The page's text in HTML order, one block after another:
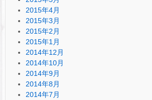
2015年4月
2015年3月
2015年2月
2015年1月
2014年12月
2014年10月
2014年9月
2014年8月
2014年7月